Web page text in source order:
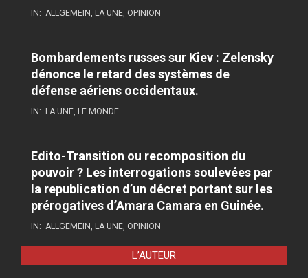
IN: ALLGEMEIN, LA UNE, OPINION
Bombardements russes sur Kiev : Zelensky
dénonce le retard des systèmes de
défense aériens occidentaux.
IN: LA UNE, LE MONDE
Edito-Transition ou recomposition du
pouvoir ? Les interrogations soulevées par
la republication d’un décret portant sur les
prérogatives d’Amara Camara en Guinée.
IN: ALLGEMEIN, LA UNE, OPINION
L’AUTEUR